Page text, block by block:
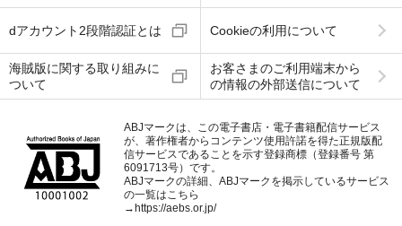
dアカウント2段階認証とは Cookieの利用について
海賊版に関する取り組みに
ついて
お客さまのご利用端末から
の情報の外部送信について
ABJマークは、この電子書店・電子書籍配信サービス
が、著作権者からコンテンツ使用許諾を得た正規版配
信サービスであることを示す登録商標（登録番号 第
6091713号）です。
ABJマークの詳細、ABJマークを掲示しているサービス
の一覧はこちら
→ https://aebs.or.jp/